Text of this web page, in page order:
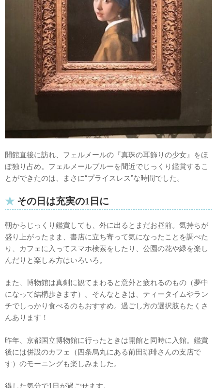
開館直後に訪れ、フェルメールの『真珠の耳飾りの少女』をほ
ぼ独り占め。フェルメールブルーを間近でじっくり鑑賞するこ
とができたのは、まさに“プライスレス”な時間でした。
その日は充実の1日に
朝からじっくり鑑賞しても、外に出るとまだお昼前。気持ちが
盛り上がったまま、書店に立ち寄って気になったことを調べた
り、カフェに入ってスマホ検索をしたり、公園の花や緑を楽し
んだりと楽しみ方はいろいろ。
また、博物館は真剣に観てまわると意外と疲れるのもの（夢中
になって結構歩きます）。そんなときは、ティータイムやラン
チでしっかり食べるのもおすすめ。過ごし方の選択肢もたくさ
んあります！
昨年、京都国立博物館に行ったときは開館と同時に入館。鑑賞
後には併設のカフェ（四条烏丸にある前田珈琲さんの支店で
す）のモーニングも楽しみました。
得した気分で1日が過ごせます。